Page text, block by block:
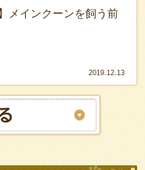
メインクーンを飼う前
2019.12.13